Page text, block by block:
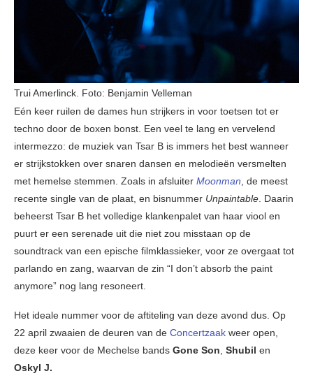
Trui Amerlinck. Foto: Benjamin Velleman
Eén keer ruilen de dames hun strijkers in voor toetsen tot er
techno door de boxen bonst. Een veel te lang en vervelend
intermezzo: de muziek van Tsar B is immers het best wanneer
er strijkstokken over snaren dansen en melodieën versmelten
met hemelse stemmen. Zoals in afsluiter Moonman, de meest
recente single van de plaat, en bisnummer Unpaintable. Daarin
beheerst Tsar B het volledige klankenpalet van haar viool en
puurt er een serenade uit die niet zou misstaan op de
soundtrack van een epische filmklassieker, voor ze overgaat tot
parlando en zang, waarvan de zin “I don’t absorb the paint
anymore” nog lang resoneert.
Het ideale nummer voor de aftiteling van deze avond dus. Op
22 april zwaaien de deuren van de Concertzaak weer open,
deze keer voor de Mechelse bands Gone Son, Shubil en
Oskyl J.